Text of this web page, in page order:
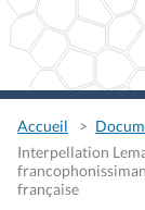
Accueil
Interpellation
française